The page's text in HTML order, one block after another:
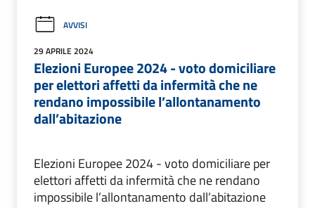
AVVISI
29 APRILE 2024
Elezioni Europee 2024 - voto domiciliare
per elettori affetti da infermità che ne
rendano impossibile l’allontanamento
dall’abitazione
Elezioni Europee 2024 - voto domiciliare per
elettori affetti da infermità che ne rendano
impossibile l’allontanamento dall’abitazione